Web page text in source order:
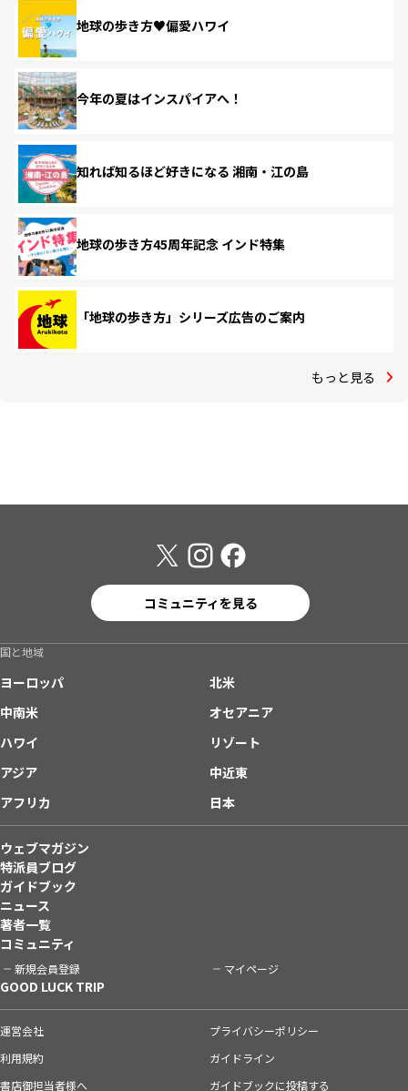
地球の歩き方♥偏愛ハワイ
今年の夏はインスパイアへ！
知れば知るほど好きになる 湘南・江の島
地球の歩き方45周年記念 インド特集
「地球の歩き方」シリーズ広告のご案内
もっと見る
コミュニティを見る
国と地域
ヨーロッパ
北米
中南米
オセアニア
ハワイ
リゾート
アジア
中近東
アフリカ
日本
ウェブマガジン
特派員ブログ
ガイドブック
ニュース
著者一覧
コミュニティ
新規会員登録 マイページ
GOOD LUCK TRIP
運営会社
プライバシーポリシー
利用規約
ガイドライン
書店御担当者様へ
ガイドブックに投稿する